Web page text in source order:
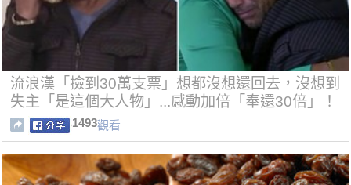
流浪漢「撿到30萬支票」想都沒想還回去，沒想到
失主「是這個大人物」...感動加倍「奉還30倍」！
1493觀看